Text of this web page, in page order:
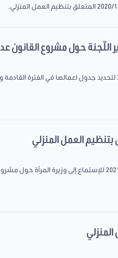
اللّجنة حول مشروع القانون
عقدت لجنة الشباب والشؤون الثقافية والتربية والبحث العلمي جلسة يوم الخميس 11 فيفري 2021